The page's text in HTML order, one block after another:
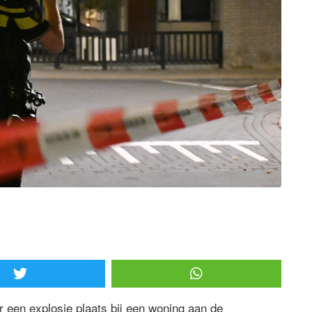
explosie plaats bij een woning aan de